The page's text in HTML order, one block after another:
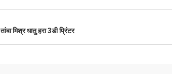
तांबा मिश्र धातु हरा 3डी प्रिंटर